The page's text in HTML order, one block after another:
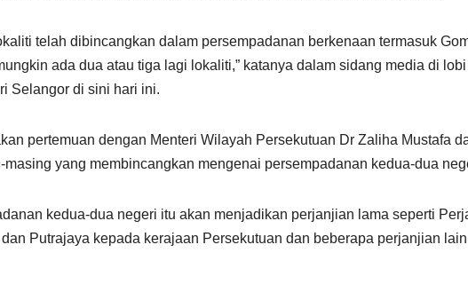
telah dibincangkan dalam persempadanan berkenaan termasuk
ada dua atau tiga lagi lokaliti,” katanya dalam sidang media di
Selangor di sini hari ini.
pertemuan dengan Menteri Wilayah Persekutuan Dr Zaliha Mustafa
yang membincangkan mengenai persempadanan kedua-dua
kedua-dua negeri itu akan menjadikan perjanjian lama seperti
Putrajaya kepada kerajaan Persekutuan dan beberapa perjanjian